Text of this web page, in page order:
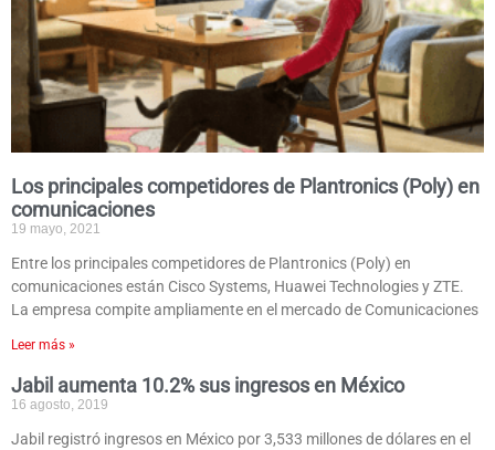
Los principales competidores de Plantronics (Poly) en
comunicaciones
19 mayo, 2021
Entre los principales competidores de Plantronics (Poly) en
comunicaciones están Cisco Systems, Huawei Technologies y ZTE.
La empresa compite ampliamente en el mercado de Comunicaciones
Leer más »
Jabil aumenta 10.2% sus ingresos en México
16 agosto, 2019
Jabil registró ingresos en México por 3,533 millones de dólares en el